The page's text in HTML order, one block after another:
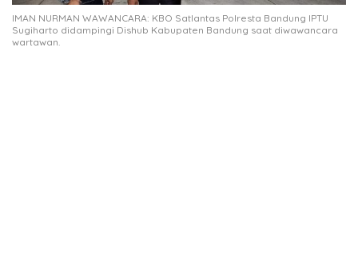
IMAN NURMAN WAWANCARA: KBO Satlantas Polresta Bandung IPTU
Sugiharto didampingi Dishub Kabupaten Bandung saat diwawancara
wartawan.